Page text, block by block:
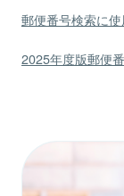
郵便番号検索に
2025年度版郵便